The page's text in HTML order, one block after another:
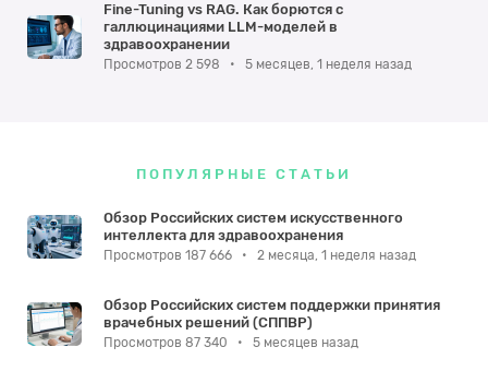
Fine-Tuning vs RAG. Как борются с
галлюцинациями LLM-моделей в
здравоохранении
Просмотров 2 598 • 5 месяцев, 1 неделя назад
ПОПУЛЯРНЫЕ СТАТЬИ
Обзор Российских систем искусственного
интеллекта для здравоохранения
Просмотров 187 666 • 2 месяца, 1 неделя назад
Обзор Российских систем поддержки принятия
врачебных решений (СППВР)
Просмотров 87 340 • 5 месяцев назад